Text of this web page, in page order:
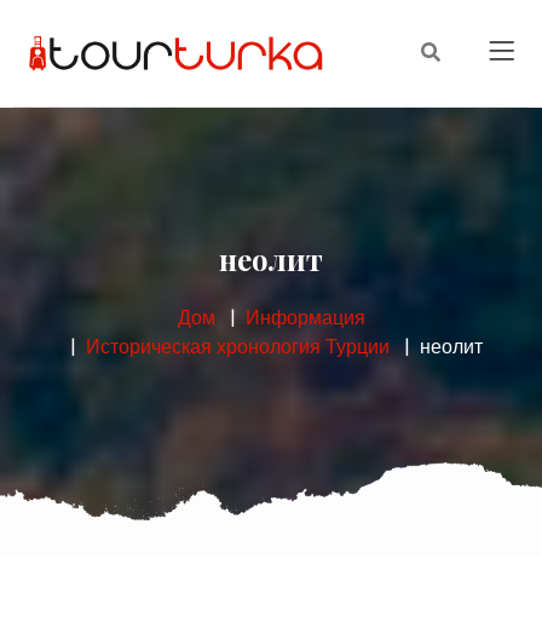
неолит
Дом
Информация
Историческая хронология Турции
неолит